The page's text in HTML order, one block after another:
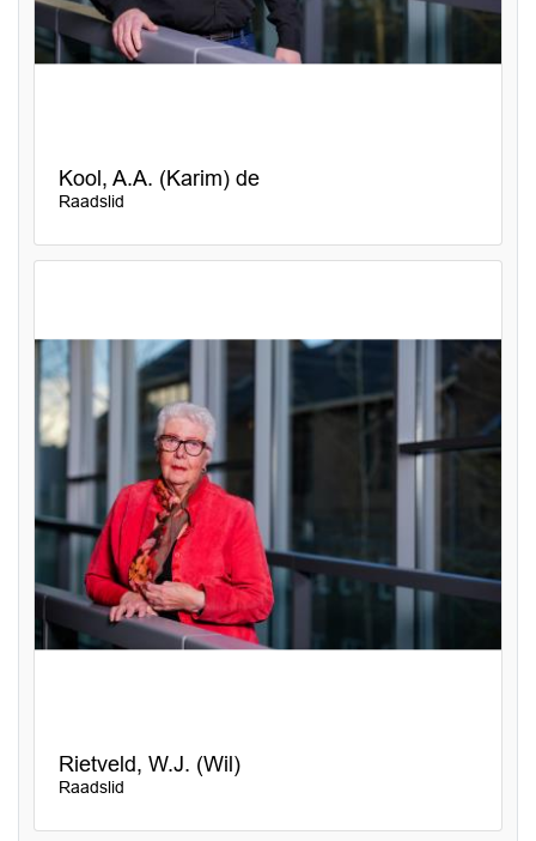
Kool, A.A. (Karim) de
Raadslid
Rietveld, W.J. (Wil)
Raadslid